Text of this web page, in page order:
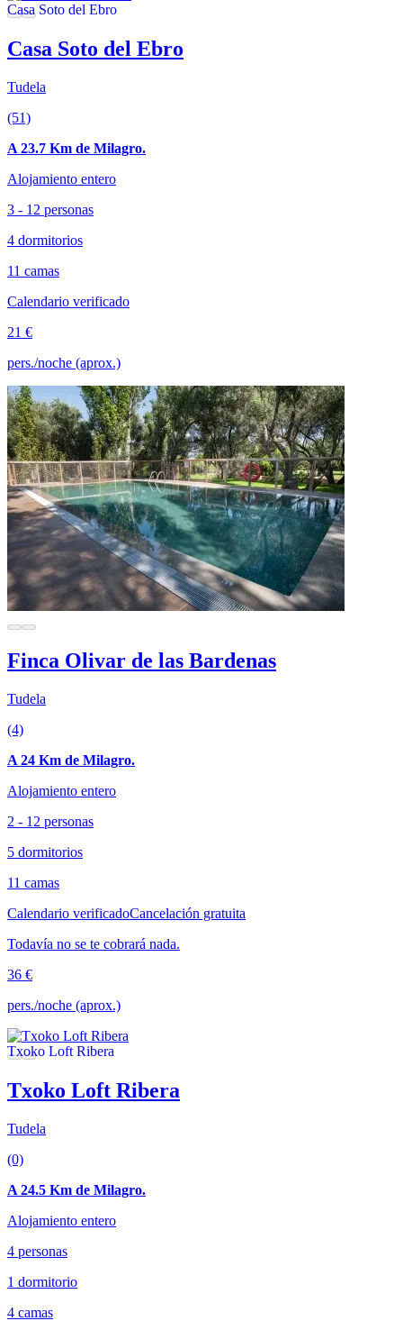
Casa Soto del Ebro
Tudela
(51)
A 23.7 Km de Milagro.
Alojamiento entero
3 - 12 personas
4 dormitorios
11 camas
Calendario verificado
21 €
pers./noche (aprox.)
Finca Olivar de las Bardenas
Tudela
(4)
A 24 Km de Milagro.
Alojamiento entero
2 - 12 personas
5 dormitorios
11 camas
Calendario verificadoCancelación gratuita
Todavía no se te cobrará nada.
36 €
pers./noche (aprox.)
Txoko Loft Ribera
Tudela
(0)
A 24.5 Km de Milagro.
Alojamiento entero
4 personas
1 dormitorio
4 camas